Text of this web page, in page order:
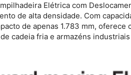
Elétrica com
de alta densidade. Com
de apenas 1.783 mm,
cadeia fria e armazéns